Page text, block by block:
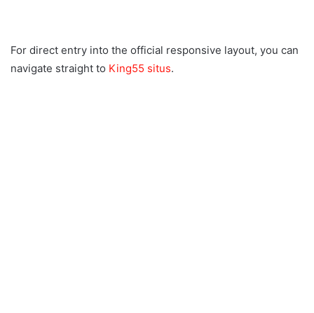
For direct entry into the official responsive layout, you can
navigate straight to King55 situs.